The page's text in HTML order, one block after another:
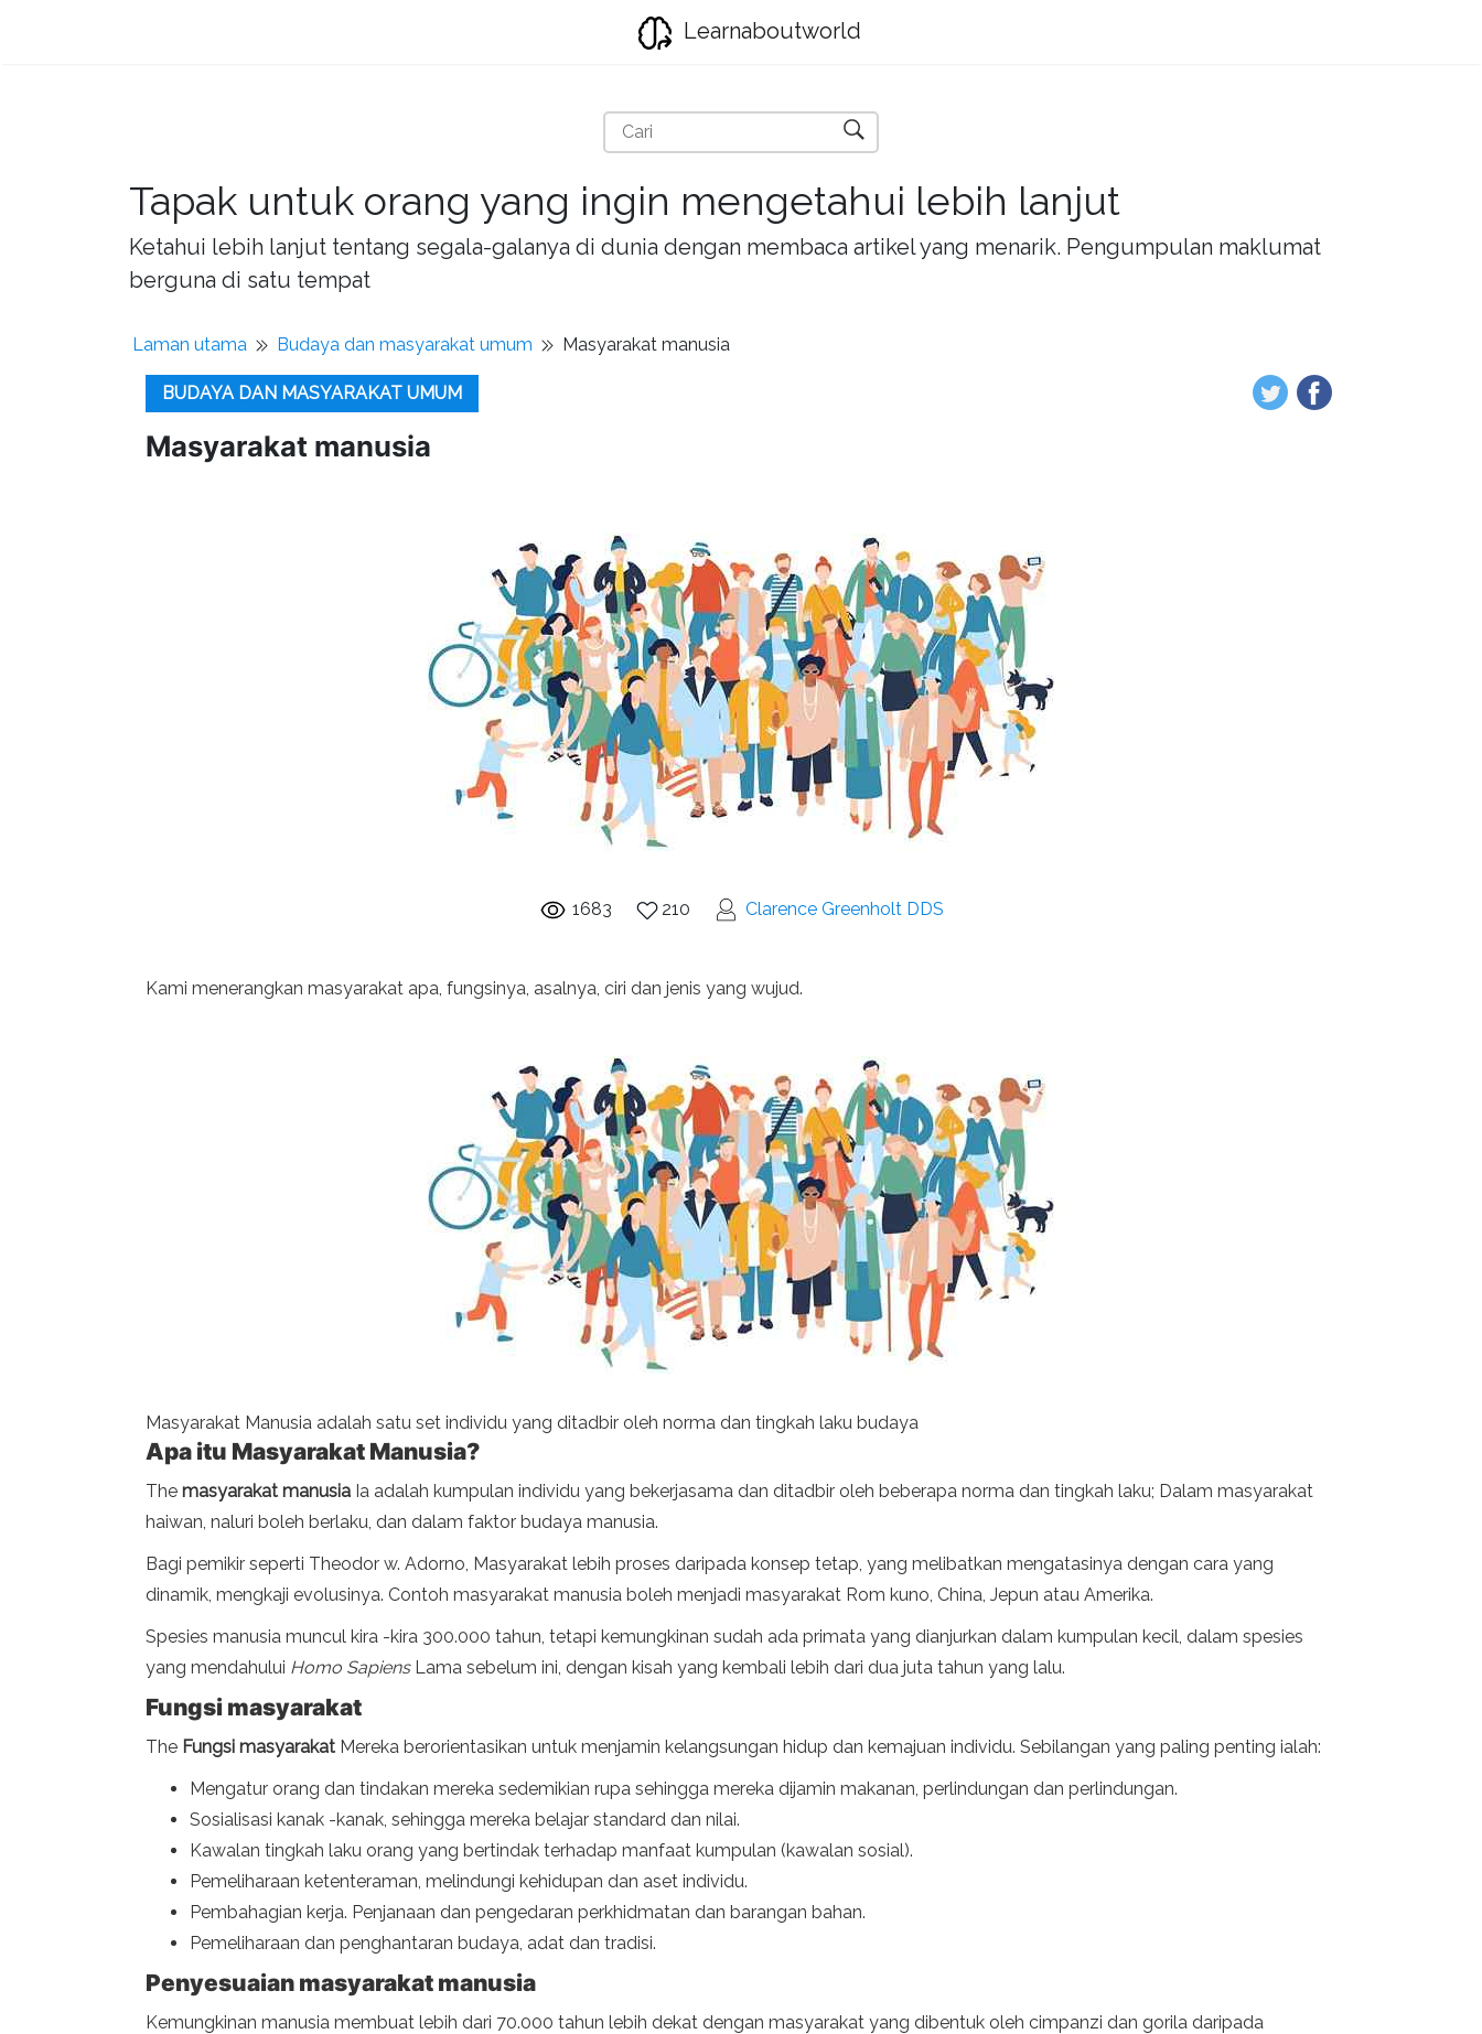
Learnaboutworld
Tapak untuk orang yang ingin mengetahui lebih lanjut
Ketahui lebih lanjut tentang segala-galanya di dunia dengan membaca artikel yang menarik. Pengumpulan maklumat
berguna di satu tempat
Laman utama Budaya dan masyarakat umum Masyarakat manusia
BUDAYA DAN MASYARAKAT UMUM
Masyarakat manusia
1683 210 Clarence Greenholt DDS
Kami menerangkan masyarakat apa, fungsinya, asalnya, ciri dan jenis yang wujud.
Masyarakat Manusia adalah satu set individu yang ditadbir oleh norma dan tingkah laku budaya
Apa itu Masyarakat Manusia?
The masyarakat manusia Ia adalah kumpulan individu yang bekerjasama dan ditadbir oleh beberapa norma dan tingkah laku; Dalam masyarakat
haiwan, naluri boleh berlaku, dan dalam faktor budaya manusia.
Bagi pemikir seperti Theodor w. Adorno, Masyarakat lebih proses daripada konsep tetap, yang melibatkan mengatasinya dengan cara yang
dinamik, mengkaji evolusinya. Contoh masyarakat manusia boleh menjadi masyarakat Rom kuno, China, Jepun atau Amerika.
Spesies manusia muncul kira -kira 300.000 tahun, tetapi kemungkinan sudah ada primata yang dianjurkan dalam kumpulan kecil, dalam spesies
yang mendahului Homo SapiensLama sebelum ini, dengan kisah yang kembali lebih dari dua juta tahun yang lalu.
Fungsi masyarakat
The Fungsi masyarakat Mereka berorientasikan untuk menjamin kelangsungan hidup dan kemajuan individu. Sebilangan yang paling penting ialah:
Mengatur orang dan tindakan mereka sedemikian rupa sehingga mereka dijamin makanan, perlindungan dan perlindungan.
Sosialisasi kanak -kanak, sehingga mereka belajar standard dan nilai.
Kawalan tingkah laku orang yang bertindak terhadap manfaat kumpulan (kawalan sosial).
Pemeliharaan ketenteraman, melindungi kehidupan dan aset individu.
Pembahagian kerja. Penjanaan dan pengedaran perkhidmatan dan barangan bahan.
Pemeliharaan dan penghantaran budaya, adat dan tradisi.
Penyesuaian masyarakat manusia
Kemungkinan manusia membuat lebih dari 70.000 tahun lebih dekat dengan masyarakat yang dibentuk oleh cimpanzi dan gorila daripada